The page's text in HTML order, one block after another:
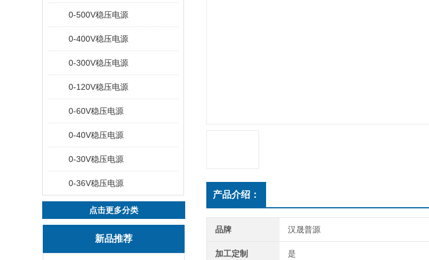
0-500V稳压电源
0-400V稳压电源
0-300V稳压电源
0-120V稳压电源
0-60V稳压电源
0-40V稳压电源
0-30V稳压电源
0-36V稳压电源
点击更多分类
新品推荐
产品介绍：
品牌 汉晟普源
加工定制 是